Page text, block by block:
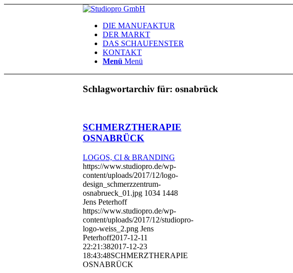
DIE MANUFAKTUR
DER MARKT
DAS SCHAUFENSTER
KONTAKT
Menü Menü
Schlagwortarchiv für: osnabrück
SCHMERZTHERAPIE
OSNABRÜCK
LOGOS, CI & BRANDING
https://www.studiopro.de/wp-
content/uploads/2017/12/logo-
design_schmerzzentrum-
osnabrueck_01.jpg 1034 1448
Jens Peterhoff
https://www.studiopro.de/wp-
content/uploads/2017/12/studiopro-
logo-weiss_2.png Jens
Peterhoff2017-12-11
22:21:382017-12-23
18:43:48SCHMERZTHERAPIE
OSNABRÜCK